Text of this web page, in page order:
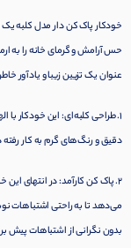
خودکار پاک کن دار مدل کلبه
حس آرامش و گرمای خانه را به
عنوان یک تزیین زیبا و یادآور
1. طراحی کلبه‌ای: این خودکار
دقیق و رنگ‌های گرم به کار
2. پاک کن کارآمد: در انتهای
می‌دهد تا به راحتی اشتباهات
بدون نگرانی از اشتباهات پیش